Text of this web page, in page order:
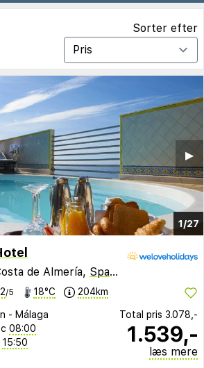
Sorter efter
1/27
▶︎
de Almería, Spanien
/5 18°C 204km
- Málaga
08:00
15:50
Total pris 3.078,-
1.539,-
læs mere